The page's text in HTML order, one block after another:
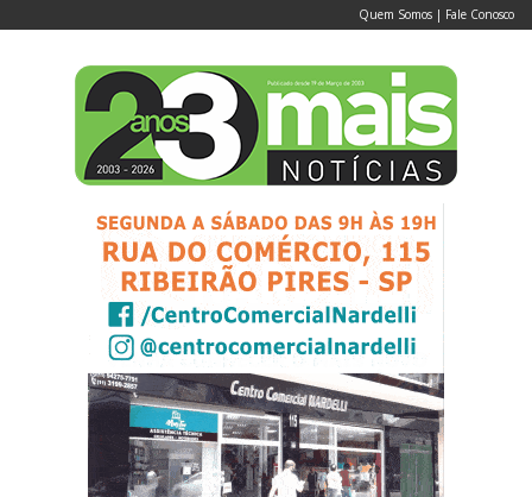
Quem Somos | Fale Conosco